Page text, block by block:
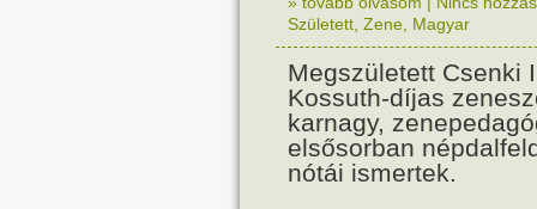
Született Zene Magyar
Megszületett Csenki
Kossuth-díjas
karnagy,
elsősorban
nótái ismertek.